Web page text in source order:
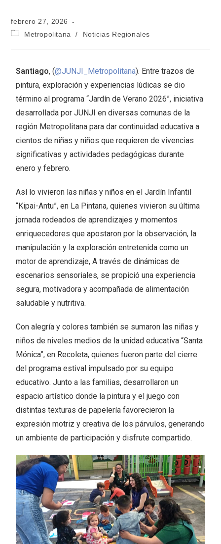
febrero 27, 2026
Metropolitana
/ Noticias Regionales
Santiago, (@JUNJI_Metropolitana). Entre trazos de
pintura, exploración y experiencias lúdicas se dio
término al programa “Jardín de Verano 2026”, iniciativa
desarrollada por JUNJI en diversas comunas de la
región Metropolitana para dar continuidad educativa a
cientos de niñas y niños que requieren de vivencias
significativas y actividades pedagógicas durante
enero y febrero.
Así lo vivieron las niñas y niños en el Jardín Infantil
“Kipai-Antu”, en La Pintana, quienes vivieron su última
jornada rodeados de aprendizajes y momentos
enriquecedores que apostaron por la observación, la
manipulación y la exploración entretenida como un
motor de aprendizaje, A través de dinámicas de
escenarios sensoriales, se propició una experiencia
segura, motivadora y acompañada de alimentación
saludable y nutritiva.
Con alegría y colores también se sumaron las niñas y
niños de niveles medios de la unidad educativa “Santa
Mónica”, en Recoleta, quienes fueron parte del cierre
del programa estival impulsado por su equipo
educativo. Junto a las familias, desarrollaron un
espacio artístico donde la pintura y el juego con
distintas texturas de papelería favorecieron la
expresión motriz y creativa de los párvulos, generando
un ambiente de participación y disfrute compartido.